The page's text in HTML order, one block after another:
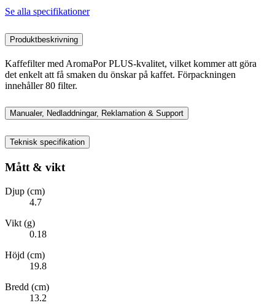
Se alla specifikationer
Produktbeskrivning
Kaffefilter med AromaPor PLUS-kvalitet, vilket kommer att göra
det enkelt att få smaken du önskar på kaffet. Förpackningen
innehåller 80 filter.
Manualer, Nedladdningar, Reklamation & Support
Teknisk specifikation
Mått & vikt
Djup (cm)
4.7
Vikt (g)
0.18
Höjd (cm)
19.8
Bredd (cm)
13.2